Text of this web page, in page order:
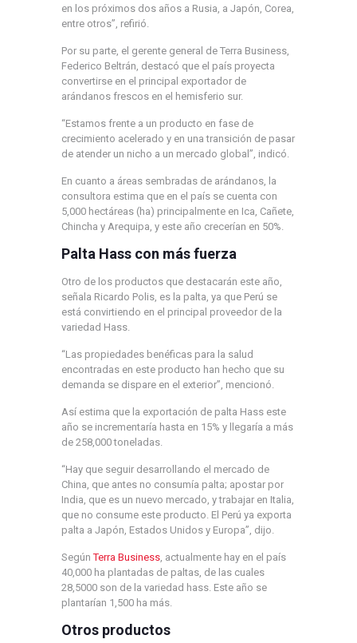
en los próximos dos años a Rusia, a Japón, Corea,
entre otros”, refirió.
Por su parte, el gerente general de Terra Business,
Federico Beltrán, destacó que el país proyecta
convertirse en el principal exportador de
arándanos frescos en el hemisferio sur.
“Estamos frente a un producto en fase de
crecimiento acelerado y en una transición de pasar
de atender un nicho a un mercado global”, indicó.
En cuanto a áreas sembradas de arándanos, la
consultora estima que en el país se cuenta con
5,000 hectáreas (ha) principalmente en Ica, Cañete,
Chincha y Arequipa, y este año crecerían en 50%.
Palta Hass con más fuerza
Otro de los productos que destacarán este año,
señala Ricardo Polis, es la palta, ya que Perú se
está convirtiendo en el principal proveedor de la
variedad Hass.
“Las propiedades benéficas para la salud
encontradas en este producto han hecho que su
demanda se dispare en el exterior”, mencionó.
Así estima que la exportación de palta Hass este
año se incrementaría hasta en 15% y llegaría a más
de 258,000 toneladas.
“Hay que seguir desarrollando el mercado de
China, que antes no consumía palta; apostar por
India, que es un nuevo mercado, y trabajar en Italia,
que no consume este producto. El Perú ya exporta
palta a Japón, Estados Unidos y Europa”, dijo.
SegúnTerra Business , actualmente hay en el país
40,000 ha plantadas de paltas, de las cuales
28,5000 son de la variedad hass. Este año se
plantarían 1,500 ha más.
Otros productos